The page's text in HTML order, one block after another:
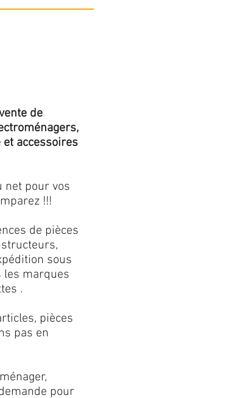
de
et accessoires
net pour vos
!!!
de pièces
sous
les marques
.
pièces
pas en
pour